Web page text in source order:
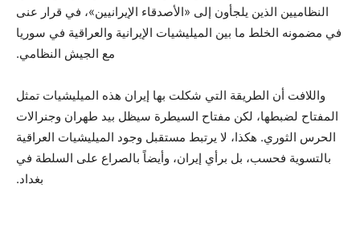
النظاميين الذين يلجأون إلى «الأصدقاء الإيرانيين»، في قرار عنى
في مضمونه الخلط ما بين الميليشيات الإيرانية والعراقية في سوريا
مع الجيش النظامي.
واللافت أن الطريقة التي شكلت بها إيران هذه الميليشيات تمثل
المفتاح لضبطها، لكن مفتاح السيطرة سيظل بيد طهران وجنرالات
الحرس الثوري. هكذا، لا يرتبط مستقبل وجود الميليشيات العراقية
بالتسوية فحسب، بل برأي إيران، وأيضاً بالصراع على السلطة في
بغداد.